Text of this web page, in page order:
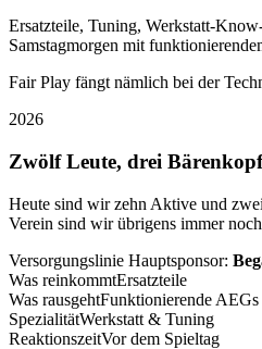
Ersatzteile, Tuning, Werkstatt-
Samstagmorgen mit
Fair Play fängt nämlich bei der
2026
Zwölf Leute, drei
Heute sind wir zehn Aktive und
Verein sind wir übrigens immer
Versorgungslinie Hauptsponsor:
Was reinkommtErsatzteile
Was rausgehtFunktionierende AEGs
SpezialitätWerkstatt & Tuning
ReaktionszeitVor dem Spieltag